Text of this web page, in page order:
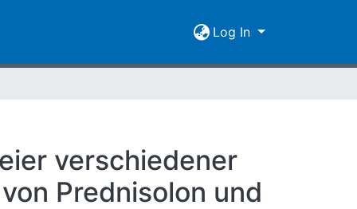
Log In
verschiedener
Prednisolon und